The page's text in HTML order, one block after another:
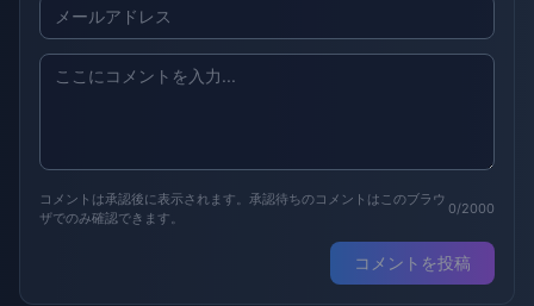
コメントは承認後に表示されます。承認待ちのコメントはこのブラウ
ザでのみ確認できます。
0/2000
コメントを投稿